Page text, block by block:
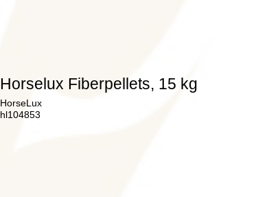
Horselux Fiberpellets, 15 kg
HorseLux
hl104853